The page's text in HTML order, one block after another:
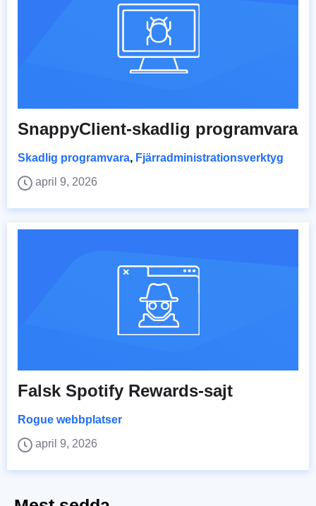
SnappyClient-skadlig programvara
Skadlig programvara, Fjärradministrationsverktyg
april 9, 2026
Falsk Spotify Rewards-sajt
Rogue webbplatser
april 9, 2026